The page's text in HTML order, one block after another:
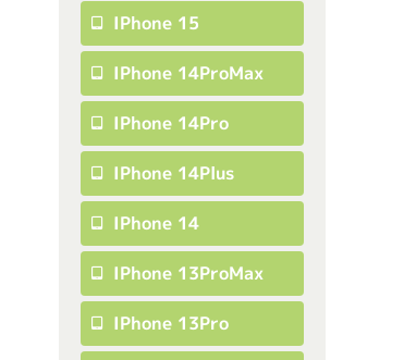
IPhone 15
IPhone 14ProMax
IPhone 14Pro
IPhone 14Plus
IPhone 14
IPhone 13ProMax
IPhone 13Pro